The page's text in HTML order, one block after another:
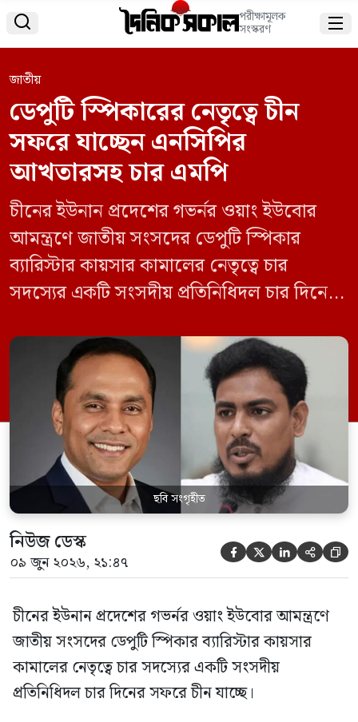
 পরীক্ষামূলক
সংস্করণ 
জাতীয়
ডেপুটি স্পিকারের নেতৃত্বে চীন
সফরে যাচ্ছেন এনসিপির
আখতারসহ চার এমপি
চীনের ইউনান প্রদেশের গভর্নর ওয়াং ইউবোর
আমন্ত্রণে জাতীয় সংসদের ডেপুটি স্পিকার
ব্যারিস্টার কায়সার কামালের নেতৃত্বে চার
সদস্যের একটি সংসদীয় প্রতিনিধিদল চার দিনের
হলেন- জাতীয় নাগরিক পার্টির (এনসিপি) সদস্য
সচিব ও সংসদ সদস্য আখতার হোসেন,
বিএনপির সংসদ সদস্য মো. খালেদ হোসাইন
মাহবুব এবং সংরক্ষিত নারী আসনের স্বতন্ত্র সংসদ
সদস্য সুলতানা […]
ছবি সংগৃহীত
নিউজ ডেস্ক
০৯ জুন ২০২৬, ২১:৪৭     
চীনের ইউনান প্রদেশের গভর্নর ওয়াং ইউবোর আমন্ত্রণে
জাতীয় সংসদের ডেপুটি স্পিকার ব্যারিস্টার কায়সার
কামালের নেতৃত্বে চার সদস্যের একটি সংসদীয়
প্রতিনিধিদল চার দিনের সফরে চীন যাচ্ছে।